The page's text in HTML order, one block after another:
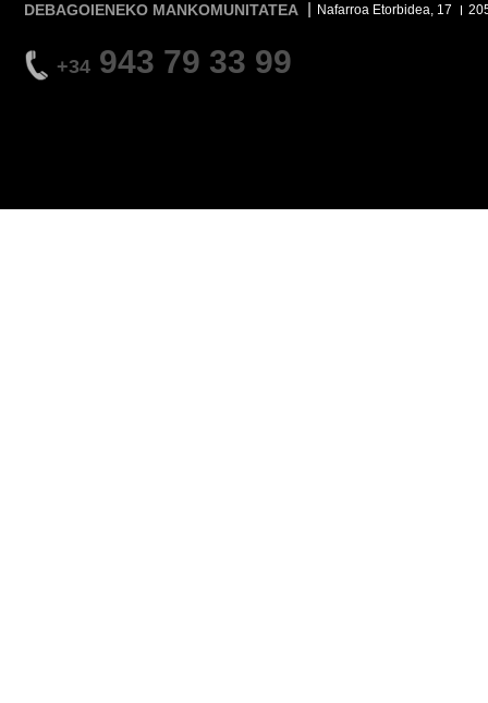
DEBAGOIENEKO MANKOMUNITATEA Nafarroa Etorbidea, 17
+34 943 79 33 99